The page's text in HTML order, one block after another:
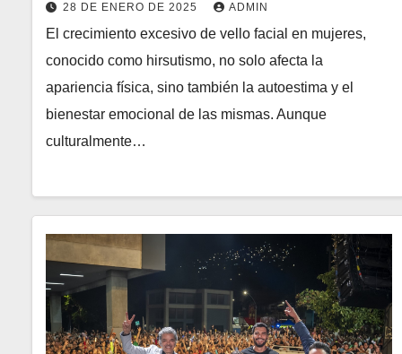
28 DE ENERO DE 2025 ADMIN
El crecimiento excesivo de vello facial en mujeres,
conocido como hirsutismo, no solo afecta la
apariencia física, sino también la autoestima y el
bienestar emocional de las mismas. Aunque
culturalmente…